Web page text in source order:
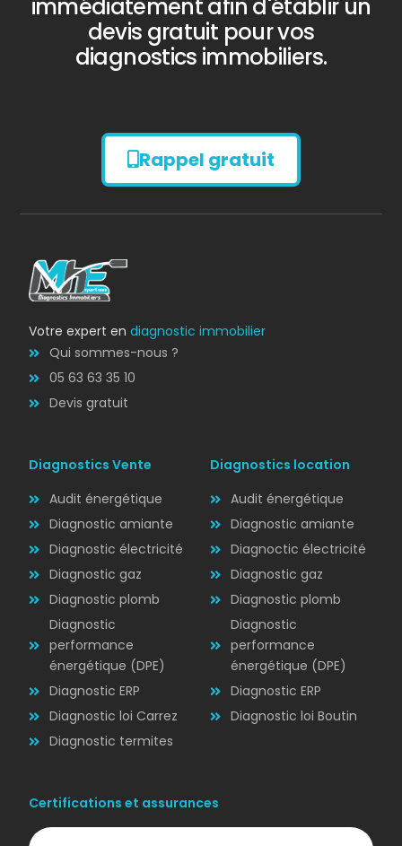
Diagnostic
AMIANTE
Diagnostic
ÉLECTRICITÉ
immédiatement afin d'établir un
devis gratuit pour vos
diagnostics immobiliers.
Rappel gratuit
Votre expert endiagnostic immobilier
Qui sommes-nous ?
05 63 63 35 10
Devis gratuit
Diagnostics Vente
Audit énergétique
Diagnostic amiante
Diagnostic électricité
Diagnostic gaz
Diagnostic plomb
Diagnostic
performance
énergétique (DPE)
Diagnostic ERP
Diagnostic loi Carrez
Diagnostic termites
Diagnostics location
Audit énergétique
Diagnostic amiante
Diagnoctic électricité
Diagnostic gaz
Diagnostic plomb
Diagnostic
performance
énergétique (DPE)
Diagnostic ERP
Diagnostic loi Boutin
Certifications et assurances